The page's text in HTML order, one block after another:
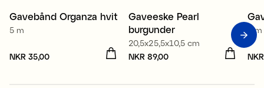
4 for 3
Gavebånd Organza hvit
5 m
Pris :NKR 35,00
NKR 35,00
Gaveeske Pearl
burgunder
20,5x25,5x10,5 cm
Pris :NKR 89,00
NKR 89,00
5 m